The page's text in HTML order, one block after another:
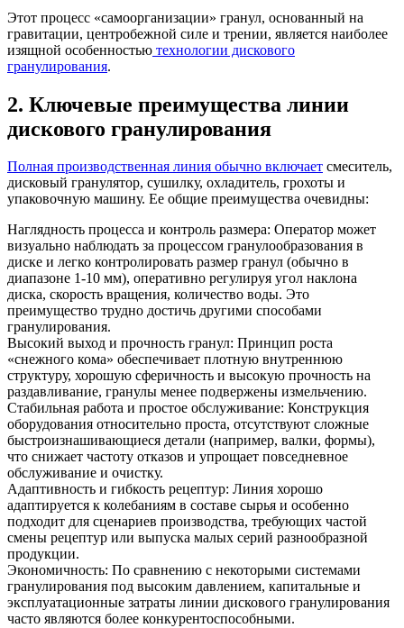
Этот процесс «самоорганизации» гранул, основанный на
гравитации, центробежной силе и трении, является наиболее
изящной особенностью технологии дискового
гранулирования.
2. Ключевые преимущества линии
дискового гранулирования
Полная производственная линия обычно включает смеситель,
дисковый гранулятор, сушилку, охладитель, грохоты и
упаковочную машину. Ее общие преимущества очевидны:
Наглядность процесса и контроль размера: Оператор может
визуально наблюдать за процессом гранулообразования в
диске и легко контролировать размер гранул (обычно в
диапазоне 1-10 мм), оперативно регулируя угол наклона
диска, скорость вращения, количество воды. Это
преимущество трудно достичь другими способами
гранулирования.
Высокий выход и прочность гранул: Принцип роста
«снежного кома» обеспечивает плотную внутреннюю
структуру, хорошую сферичность и высокую прочность на
раздавливание, гранулы менее подвержены измельчению.
Стабильная работа и простое обслуживание: Конструкция
оборудования относительно проста, отсутствуют сложные
быстроизнашивающиеся детали (например, валки, формы),
что снижает частоту отказов и упрощает повседневное
обслуживание и очистку.
Адаптивность и гибкость рецептур: Линия хорошо
адаптируется к колебаниям в составе сырья и особенно
подходит для сценариев производства, требующих частой
смены рецептур или выпуска малых серий разнообразной
продукции.
Экономичность: По сравнению с некоторыми системами
гранулирования под высоким давлением, капитальные и
эксплуатационные затраты линии дискового гранулирования
часто являются более конкурентоспособными.